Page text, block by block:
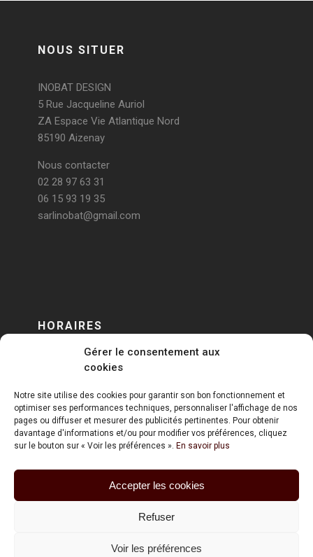
Gérer le consentement aux
cookies
Notre site utilise des cookies pour garantir son bon fonctionnement et
optimiser ses performances techniques, personnaliser l'affichage de nos
pages ou diffuser et mesurer des publicités pertinentes. Pour obtenir
davantage d'informations et/ou pour modifier vos préférences, cliquez
sur le bouton sur « Voir les préférences ». En savoir plus
Accepter les cookies
Refuser
Voir les préférences
NOUS SITUER
INOBAT DESIGN
5 Rue Jacqueline Auriol
ZA Espace Vie Atlantique Nord
85190 Aizenay
Nous contacter
02 28 97 63 31
06 15 93 19 35
sarlinobat@gmail.com
HORAIRES
DU LUNDI AU VENDREDI